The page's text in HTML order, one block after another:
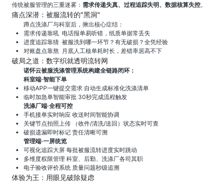
传统被服管理的三重迷雾： 需求传递失真、过程追踪失明、数据核算失控。
痛点深潜：被服流转的"黑洞"
蹲点洗涤厂与科室后，揪出核心症结：
需求传递靠吼 电话报单易听错，纸质单据常丢失
进度追踪靠猜 被服洗到哪一环节？有无破损？全凭经验
对账盘点靠熬 月底人工核单耗时长，差错率居高不下
破局之道：数字织就透明流转网
诺怀云被服洗涤管理系统构建全链路闭环：
科室端·智能下单
移动APP一键提交需求 自动生成标准化洗涤清单
临时加急单智能审批 30秒完成流程触发
洗涤厂端·全程可控
手机接单实时响应 收送时间智能协调
关键节点拍照上传 （收件/清洗/送回）状态实时可查
破损遗漏即时标记 责任清晰可溯
管理端·一屏统览
可视化追踪大屏 每批被服流转进度实时跳动
多维度权限管理 科室、后勤、洗涤厂各司其职
电子验收评价系统 质量问题秒级追溯
体验为王：用眼见破除疑虑